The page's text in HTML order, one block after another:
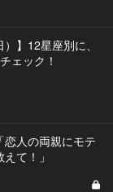
】12星座別に、
ェック！
恋人の両親にモテ
て！」